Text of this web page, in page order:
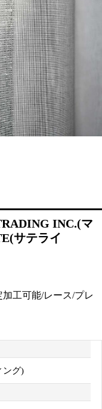
INC.(マ
サテライ
工可能/レース/プレ
ング)